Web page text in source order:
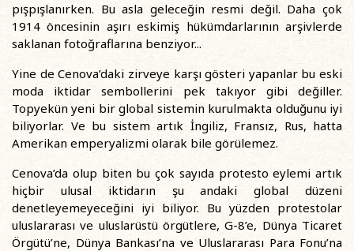
pışpışlanırken. Bu asla geleceğin resmi değil. Daha çok
1914 öncesinin aşırı eskimiş hükümdarlarının arşivlerde
saklanan fotoğraflarına benziyor...
Yine de Cenova’daki zirveye karşı gösteri yapanlar bu eski
moda iktidar sembollerini pek takıyor gibi değiller.
Topyekün yeni bir global sistemin kurulmakta olduğunu iyi
biliyorlar. Ve bu sistem artık İngiliz, Fransız, Rus, hatta
Amerikan emperyalizmi olarak bile görülemez.
Cenova’da olup biten bu çok sayıda protesto eylemi artık
hiçbir ulusal iktidarın şu andaki global düzeni
denetleyemeyeceğini iyi biliyor. Bu yüzden protestolar
uluslararası ve uluslarüstü örgütlere, G-8’e, Dünya Ticaret
Örgütü’ne, Dünya Bankası’na ve Uluslararası Para Fonu’na